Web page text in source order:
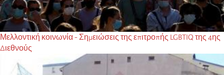
Μελλοντική κοινωνία - Σημειώσεις της επιτροπής LGBTIQ της 4ης
Διεθνούς